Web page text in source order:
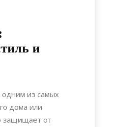
и
одним из самых
дома или
защищает от